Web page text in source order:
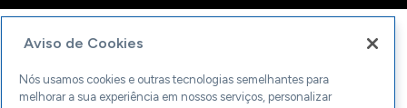
Aviso de Cookies
Nós usamos cookies e outras tecnologias semelhantes para
melhorar a sua experiência em nossos serviços, personalizar